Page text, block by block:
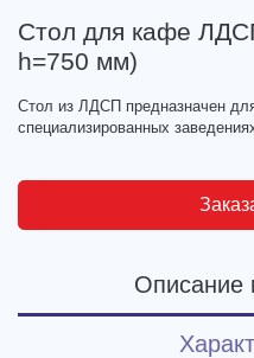
Стол для кафе
h=750 мм)
Стол из ЛДСП предназначен
специализированных
Описание